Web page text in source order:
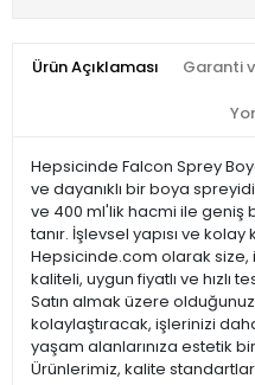
Ürün Açıklaması Garanti
Hepsicinde Falcon Sprey
ve dayanıklı bir boya
ve 400 ml'lik hacmi ile geniş
tanır. İşlevsel yapısı ve
Hepsicinde.com olarak size,
kaliteli, uygun fiyatlı ve hızlı
Satın almak üzere olduğunuz
kolaylaştıracak, işlerinizi
yaşam alanlarınıza estetik
Ürünlerimiz, kalite